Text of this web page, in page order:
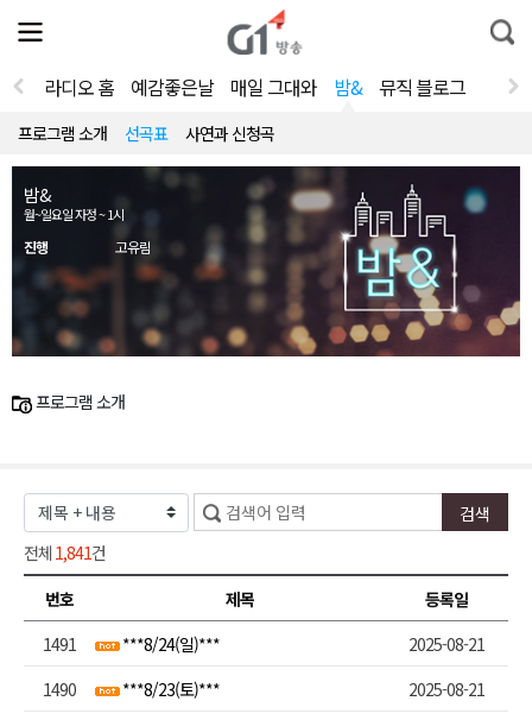
전
체
뉴
열
통
합
라디오 홈 예감좋은날 매일 그대와 밤& 뮤직 블로그
프로그램 소개 선곡표 사연과 신청곡
밤&
월~일요일 자정 ~ 1시
진행 고유림
프로그램 소개
전체 1,841건
번호
제목
등록일
1491
***8/24(일)***
2025-08-21
1490
***8/23(토)***
2025-08-21